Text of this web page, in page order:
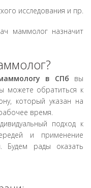
исследования и пр.
маммолог назначит
в СПб вы
можете обратиться к
который указан на
время.
подход к
и применение
Будем рады оказать